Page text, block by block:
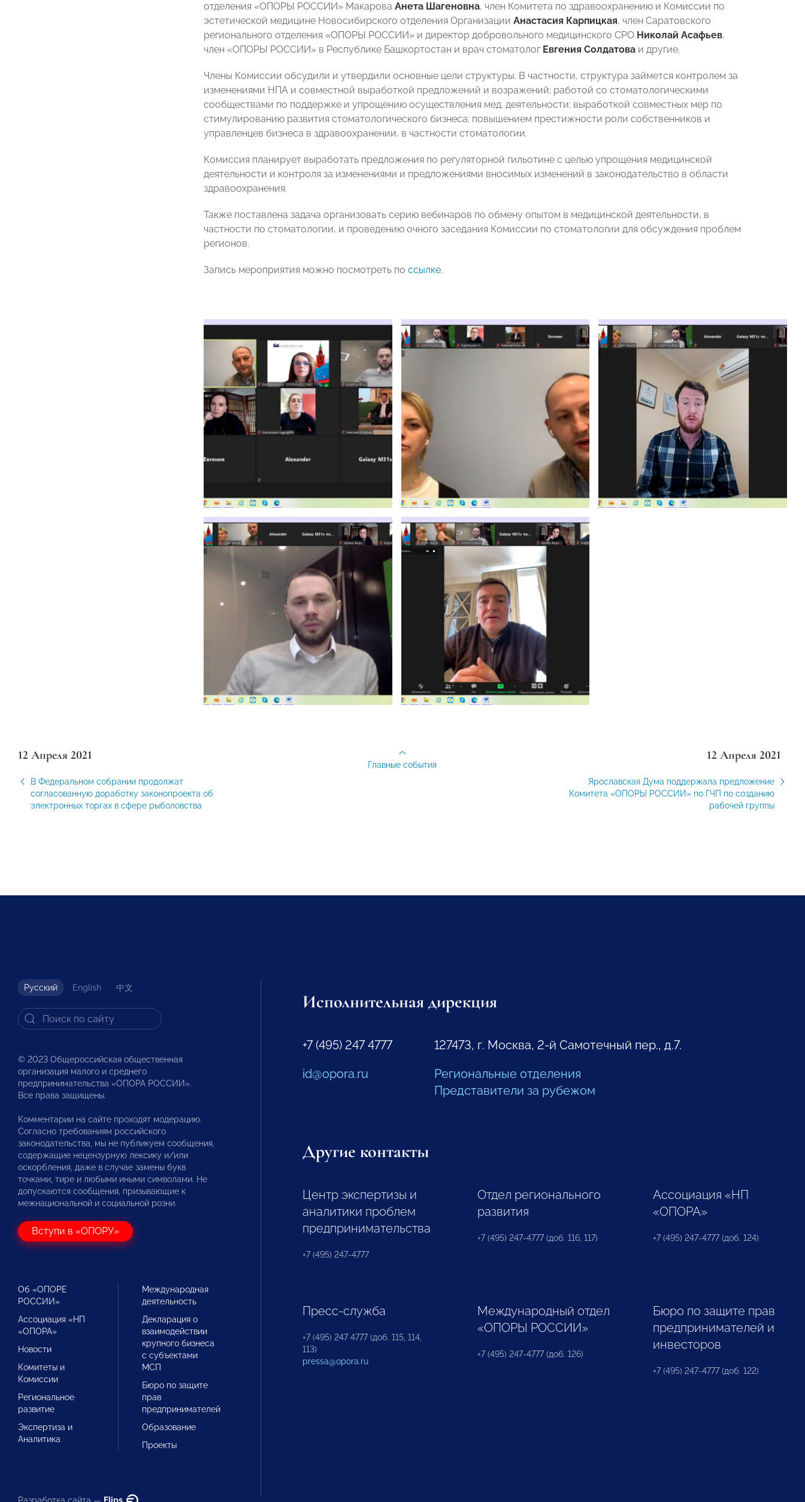
отделения «ОПОРЫ РОССИИ» Макарова Анета Шагеновна, член Комитета по здравоохранению и Комиссии по
эстетической медицине Новосибирского отделения Организации Анастасия Карпицкая, член Саратовского
регионального отделения «ОПОРЫ РОССИИ» и директор добровольного медицинского СРО Николай Асафьев,
член «ОПОРЫ РОССИИ» в Республике Башкортостан и врач стоматолог Евгения Солдатова и другие.
Члены Комиссии обсудили и утвердили основные цели структуры. В частности, структура займется контролем за
изменениями НПА и совместной выработкой предложений и возражений; работой со стоматологическими
сообществами по поддержке и упрощению осуществления мед. деятельности; выработкой совместных мер по
стимулированию развития стоматологического бизнеса; повышением престижности роли собственников и
управленцев бизнеса в здравоохранении, в частности стоматологии.
Комиссия планирует выработать предложения по регуляторной гильотине с целью упрощения медицинской
деятельности и контроля за изменениями и предложениями вносимых изменений в законодательство в области
здравоохранения.
Также поставлена задача организовать серию вебинаров по обмену опытом в медицинской деятельности, в
частности по стоматологии, и проведению очного заседания Комиссии по стоматологии для обсуждения проблем
регионов.
Запись мероприятия можно посмотреть по ссылке.
12 Апреля 2021
В Федеральном собрании продолжат
согласованную доработку законопроекта об
электронных торгах в сфере рыболовства
12 Апреля 2021
Ярославская Дума поддержала предложение
Комитета «ОПОРЫ РОССИИ» по ГЧП по созданию
рабочей группы
Главные события
Русский English 中文
© 2023 Общероссийская общественная
организация малого и среднего
предпринимательства «ОПОРА РОССИИ».
Все права защищены.
Комментарии на сайте проходят модерацию.
Согласно требованиям российского
законодательства, мы не публикуем сообщения,
содержащие нецензурную лексику и/или
оскорбления, даже в случае замены букв
точками, тире и любыми иными символами. Не
допускаются сообщения, призывающие к
межнациональной и социальной розни.
Вступи в «ОПОРУ»
Об «ОПОРЕ
РОССИИ»
Ассоциация «НП
«ОПОРА»
Новости
Комитеты и
Комиссии
Региональное
развитие
Экспертиза и
Аналитика
Международная
деятельность
Декларация о
взаимодействии
крупного бизнеса
с субъектами
МСП
Бюро по защите
прав
предпринимателей
Образование
Проекты
Исполнительная дирекция
+7 (495) 247 4777
id@opora.ru
127473, г. Москва, 2-й Самотечный пер., д.7.
Региональные отделения
Представители за рубежом
Другие контакты
Центр экспертизы и
аналитики проблем
предпринимательства
+7 (495) 247-4777
Отдел регионального
развития
+7 (495) 247-4777 (доб. 116, 117)
Ассоциация «НП
«ОПОРА»
+7 (495) 247-4777 (доб. 124)
Пресс-служба
+7 (495) 247 4777 (доб. 115, 114,
113)
pressa@opora.ru
Международный отдел
«ОПОРЫ РОССИИ»
+7 (495) 247-4777 (доб. 126)
Бюро по защите прав
предпринимателей и
инвесторов
+7 (495) 247-4777 (доб. 122)